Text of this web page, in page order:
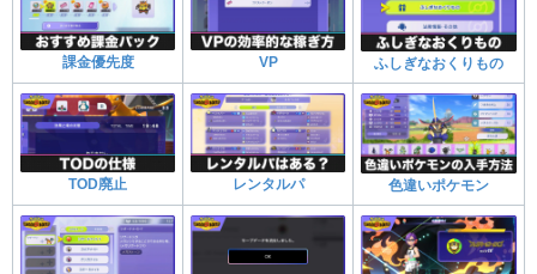
課金優先度 VP ふしぎなおくりもの
TOD廃止 レンタルパ 色違いポケモン